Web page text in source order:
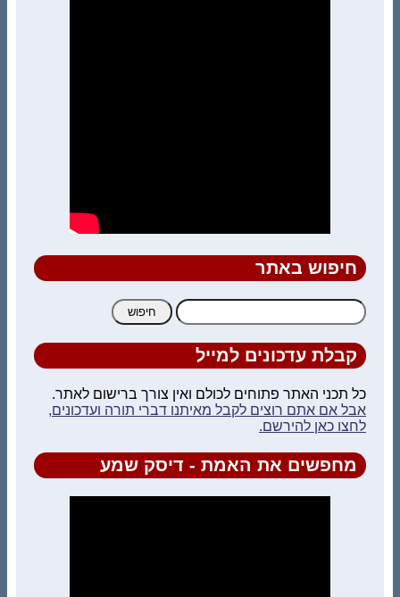
חיפוש באתר
חיפוש:
קבלת עדכונים למייל
כל תכני האתר פתוחים לכולם ואין צורך ברישום לאתר.
אבל אם אתם רוצים לקבל מאיתנו דברי תורה ועדכונים,
לחצו כאן להירשם.
מחפשים את האמת - דיסק שמע